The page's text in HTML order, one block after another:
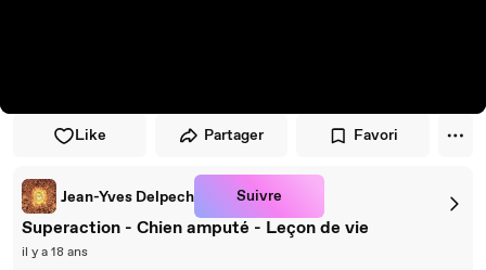
Like Partager Favori
Jean-Yves Delpech Suivre
Superaction - Chien amputé - Leçon de vie
il y a 18 ans